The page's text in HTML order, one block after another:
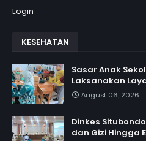
Login
KESEHATAN
Sasar Anak
Laksanakan
August 06, 2026
Dinkes
dan Gizi Hingga